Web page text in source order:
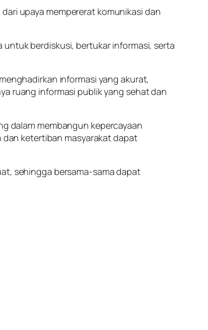
upaya mempererat komunikasi dan
berdiskusi, bertukar informasi, serta
informasi yang akurat,
ruang informasi publik yang sehat dan
dalam membangun kepercayaan
dan ketertiban masyarakat dapat
sehingga bersama-sama dapat